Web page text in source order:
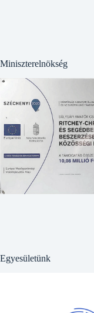
Miniszterelnökség
Egyesületünk